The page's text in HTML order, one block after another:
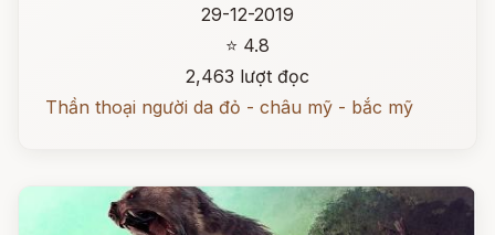
29-12-2019
⭐ 4.8
2,463 lượt đọc
Thần thoại người da đỏ - châu mỹ - bắc mỹ